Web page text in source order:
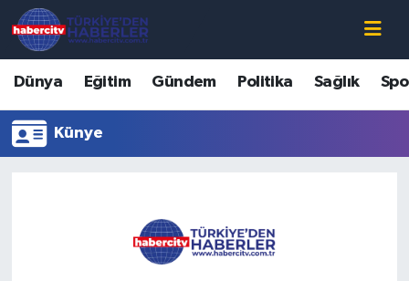
Dünya Eğitim Gündem Politika Sağlık
Künye
Hava Durumu
Muğla Namaz Vakitleri
Süper Lig Puan Durumu ve Fikstür